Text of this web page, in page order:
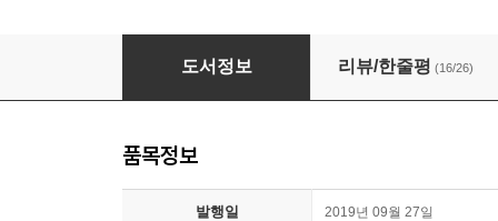
파이어족이 온다
도서정보 리뷰/한줄평 (16/26)
품목정보
발행일 2019년 09월 27일